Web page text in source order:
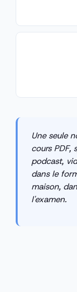
Une seule
cours PDF,
podcast,
dans le
maison,
l'examen.